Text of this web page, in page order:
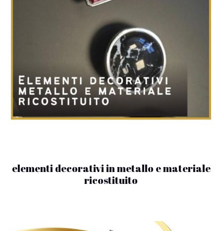
elementi decorativi in metallo e materiale
ricostituito